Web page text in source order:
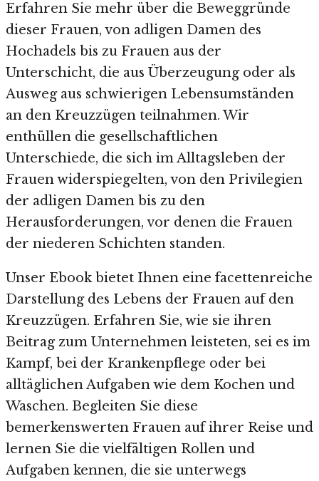
Erfahren Sie mehr über die Beweggründe
dieser Frauen, von adligen Damen des
Hochadels bis zu Frauen aus der
Unterschicht, die aus Überzeugung oder als
Ausweg aus schwierigen Lebensumständen
an den Kreuzzügen teilnahmen. Wir
enthüllen die gesellschaftlichen
Unterschiede, die sich im Alltagsleben der
Frauen widerspiegelten, von den Privilegien
der adligen Damen bis zu den
Herausforderungen, vor denen die Frauen
der niederen Schichten standen.
Unser Ebook bietet Ihnen eine facettenreiche
Darstellung des Lebens der Frauen auf den
Kreuzzügen. Erfahren Sie, wie sie ihren
Beitrag zum Unternehmen leisteten, sei es im
Kampf, bei der Krankenpflege oder bei
alltäglichen Aufgaben wie dem Kochen und
Waschen. Begleiten Sie diese
bemerkenswerten Frauen auf ihrer Reise und
lernen Sie die vielfältigen Rollen und
Aufgaben kennen, die sie unterwegs